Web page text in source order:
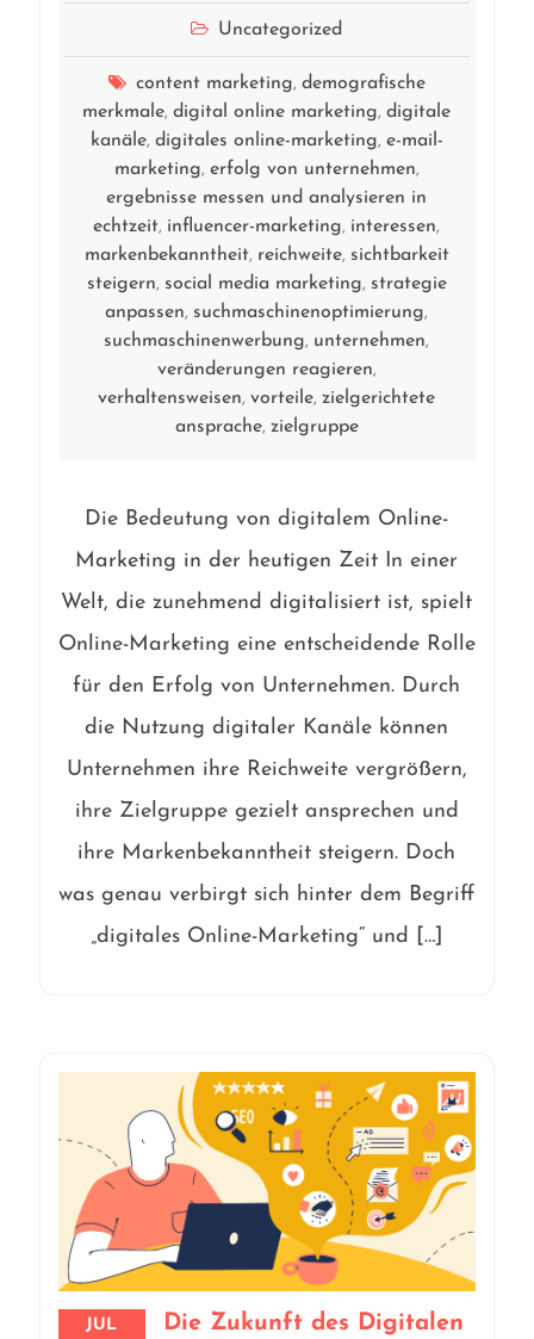
Uncategorized
content marketing, demografische
merkmale,digital online marketing,digitale
kanäle, digitales online-marketing, e-mail-
marketing, erfolg von unternehmen,
ergebnisse messen und analysieren in
echtzeit, influencer-marketing, interessen,
markenbekanntheit, reichweite, sichtbarkeit
steigern, social media marketing, strategie
anpassen, suchmaschinenoptimierung,
suchmaschinenwerbung, unternehmen,
veränderungen reagieren,
verhaltensweisen,vorteile,zielgerichtete
ansprache, zielgruppe
Die Bedeutung von digitalem Online-
Marketing in der heutigen Zeit In einer
Welt, die zunehmend digitalisiert ist, spielt
Online-Marketing eine entscheidende Rolle
für den Erfolg von Unternehmen. Durch
die Nutzung digitaler Kanäle können
Unternehmen ihre Reichweite vergrößern,
ihre Zielgruppe gezielt ansprechen und
ihre Markenbekanntheit steigern. Doch
was genau verbirgt sich hinter dem Begriff
„digitales Online-Marketing“ und […]
JUL
Die Zukunft des Digitalen